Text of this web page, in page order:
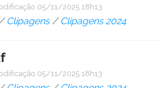
05/11/2025 18h13
Clipagens / Clipagens 2024
05/11/2025 18h13